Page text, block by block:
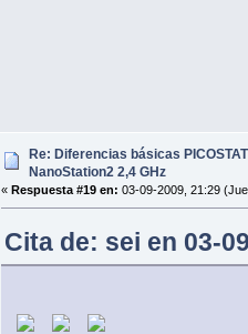
Re: Diferencias básicas
NanoStation2 2,4 GHz
« Respuesta #19 en: 03-09-2009, 21:29
Cita de: sei en 03-